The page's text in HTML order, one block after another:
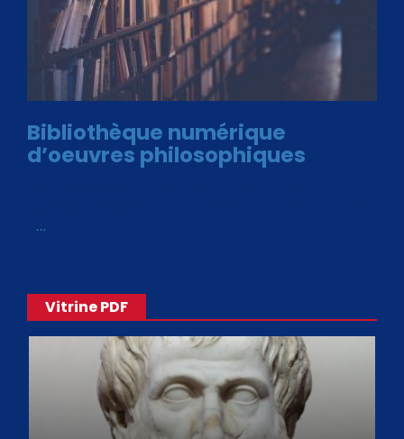
Bibliothèque numérique
d’oeuvres philosophiques
…
Vitrine PDF